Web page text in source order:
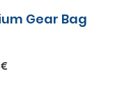
Gear Bag